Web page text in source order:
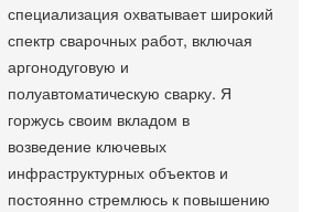
специализация охватывает широкий
спектр сварочных работ, включая
аргонодуговую и
полуавтоматическую сварку. Я
горжусь своим вкладом в
возведение ключевых
инфраструктурных объектов и
постоянно стремлюсь к повышению